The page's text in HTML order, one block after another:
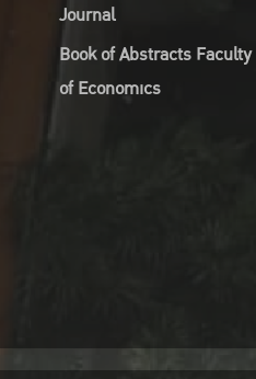
Journal
Book of Abstracts Faculty
of Economics